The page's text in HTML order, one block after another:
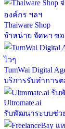
Thaiware Shop
จำหน่าย จัดหา ซ
TumWai Digital
บริการรับทำการ
Ultromate.ai
รับพัฒนาระบบช่ว